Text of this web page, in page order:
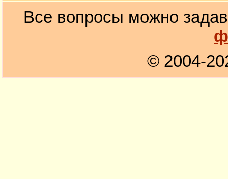
Все вопросы можно
© 2004-